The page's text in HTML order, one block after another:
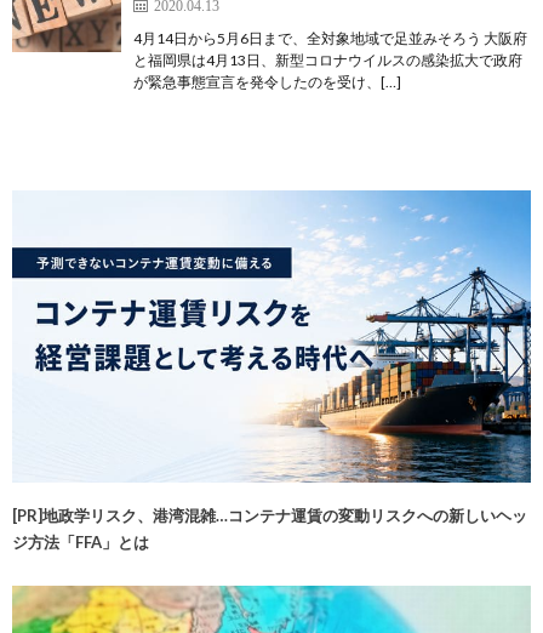
2020.04.13
4月14日から5月6日まで、全対象地域で足並みそろう 大阪府
と福岡県は4月13日、新型コロナウイルスの感染拡大で政府
が緊急事態宣言を発令したのを受け、[…]
[PR]地政学リスク、港湾混雑…コンテナ運賃の変動リスクへの新しいヘッ
ジ方法「FFA」とは